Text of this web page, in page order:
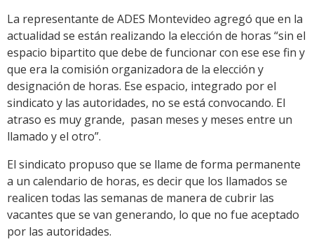
La representante de ADES Montevideo agregó que en la
actualidad se están realizando la elección de horas “sin el
espacio bipartito que debe de funcionar con ese ese fin y
que era la comisión organizadora de la elección y
designación de horas. Ese espacio, integrado por el
sindicato y las autoridades, no se está convocando. El
atraso es muy grande, pasan meses y meses entre un
llamado y el otro”.
El sindicato propuso que se llame de forma permanente
a un calendario de horas, es decir que los llamados se
realicen todas las semanas de manera de cubrir las
vacantes que se van generando, lo que no fue aceptado
por las autoridades.